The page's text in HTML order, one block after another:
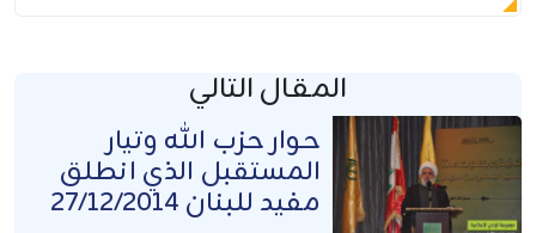
المقال التالي
حوار حزب الله وتيار
المستقبل الذي انطلق
مفيد للبنان 27/12/2014